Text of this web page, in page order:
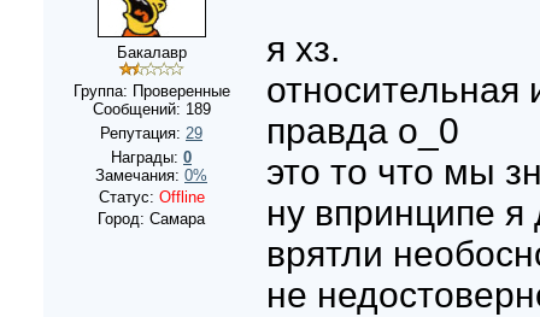
Бакалавр
Группа: Проверенные
Сообщений: 189
Репутация: 29
Награды: 0
Замечания: 0%
Статус: Offline
Город: Самара
я хз.
относительная
правда о_0
это то что мы
ну впринципе
врятли
не